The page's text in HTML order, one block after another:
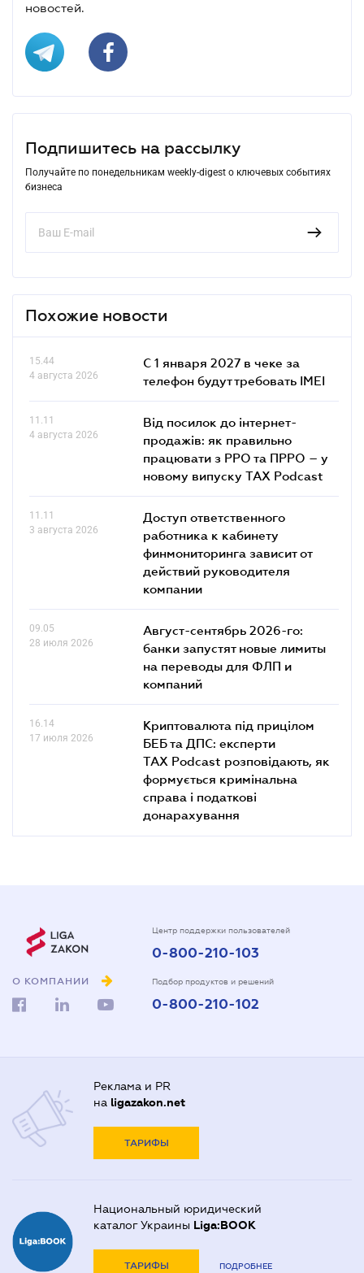
новостей.
Подпишитесь на рассылку
Получайте по понедельникам weekly-digest о ключевых событиях
бизнеса
Похожие новости
15.44
4 августа 2026
С 1 января 2027 в чеке за
телефон будут требовать IMEI
11.11
4 августа 2026
Від посилок до інтернет-
продажів: як правильно
працювати з РРО та ПРРО – у
новому випуску TAX Podcast
11.11
3 августа 2026
Доступ ответственного
работника к кабинету
финмониторинга зависит от
действий руководителя
компании
09.05
28 июля 2026
Август-сентябрь 2026-го:
банки запустят новые лимиты
на переводы для ФЛП и
компаний
16.14
17 июля 2026
Криптовалюта під прицілом
БЕБ та ДПС: експерти
TAX Podcast розповідають, як
формується кримінальна
справа і податкові
донарахування
О КОМПАНИИ
Центр поддержки пользователей
0-800-210-103
Подбор продуктов и решений
0-800-210-102
Реклама и PR
на ligazakon.net
ТАРИФЫ
Национальный юридический
каталог Украины Liga:BOOK
ТАРИФЫ ПОДРОБНЕЕ